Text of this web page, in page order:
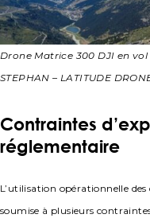
Drone Matrice 300 DJI en
STEPHAN – LATITUDE
Contraintes
réglementaire
L’utilisation opérationnelle des
soumise à plusieurs